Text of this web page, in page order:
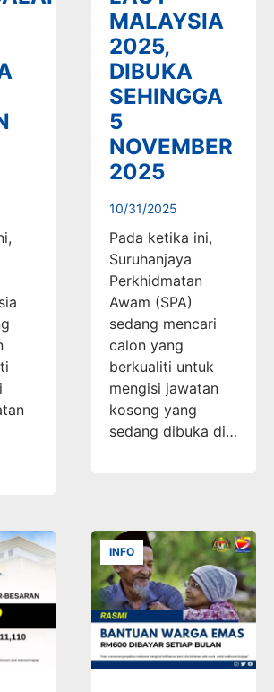
MALAYSIA
2025,
DIBUKA
SEHINGGA
5
NOVEMBER
2025
10/31/2025
Pada ketika ini,
Suruhanjaya
Perkhidmatan
Awam (SPA)
sedang mencari
calon yang
berkualiti untuk
mengisi jawatan
kosong yang
sedang dibuka di…
INFO